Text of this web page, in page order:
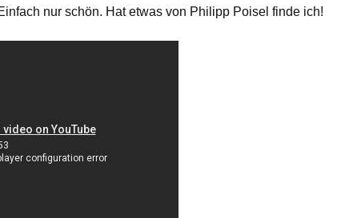
nur schön. Hat etwas von Philipp Poisel finde ich!